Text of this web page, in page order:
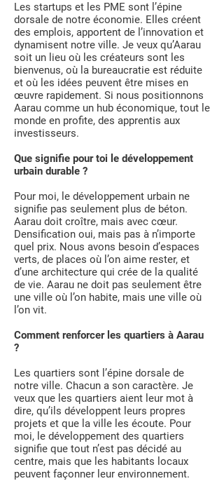
Les startups et les PME sont l’épine
dorsale de notre économie. Elles créent
des emplois, apportent de l’innovation et
dynamisent notre ville. Je veux qu’Aarau
soit un lieu où les créateurs sont les
bienvenus, où la bureaucratie est réduite
et où les idées peuvent être mises en
œuvre rapidement. Si nous positionnons
Aarau comme un hub économique, tout le
monde en profite, des apprentis aux
investisseurs.
Que signifie pour toi le développement
urbain durable ?
Pour moi, le développement urbain ne
signifie pas seulement plus de béton.
Aarau doit croître, mais avec cœur.
Densification oui, mais pas à n’importe
quel prix. Nous avons besoin d’espaces
verts, de places où l’on aime rester, et
d’une architecture qui crée de la qualité
de vie. Aarau ne doit pas seulement être
une ville où l’on habite, mais une ville où
l’on vit.
Comment renforcer les quartiers à Aarau
?
Les quartiers sont l’épine dorsale de
notre ville. Chacun a son caractère. Je
veux que les quartiers aient leur mot à
dire, qu’ils développent leurs propres
projets et que la ville les écoute. Pour
moi, le développement des quartiers
signifie que tout n’est pas décidé au
centre, mais que les habitants locaux
peuvent façonner leur environnement.